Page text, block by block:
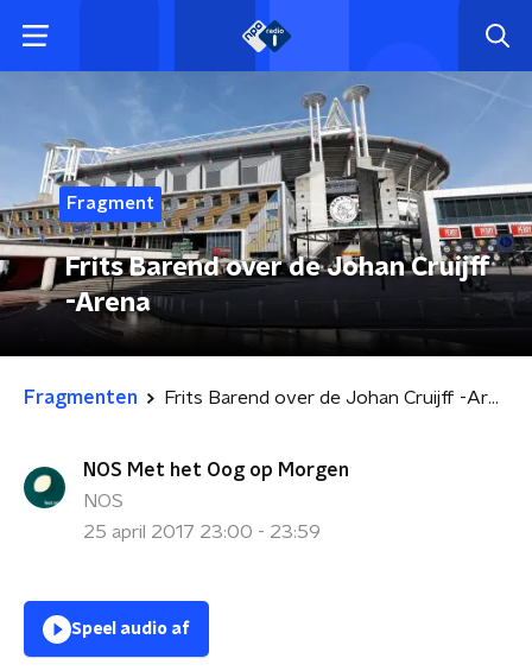
Fragment
Frits Barend over de Johan Cruijff
-Arena
Fragmenten Frits Barend over de Johan Cruijff -Arena
NOS Met het Oog op Morgen
NOS
25 april 2017 23:00 - 23:59
Speel audio af